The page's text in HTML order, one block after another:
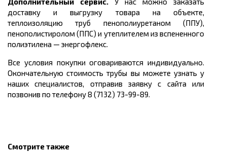
доставку и выгрузку товара на объекте,
теплоизоляцию труб пенополиуретаном (ППУ),
пенополистиролом (ППС) и утеплителем из вспененного
полиэтилена — энергофлекс.
Все условия покупки оговариваются индивидуально.
Окончательную стоимость трубы вы можете узнать у
наших специалистов, отправив заявку с сайта или
позвонив по телефону 8 (7132) 73-99-89.
Смотрите также